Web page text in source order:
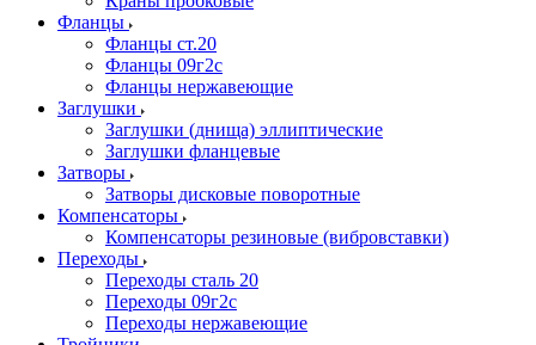
Фланцы
Фланцы ст.20
Фланцы 09г2с
Фланцы нержавеющие
Заглушки
Заглушки (днища) эллиптические
Заглушки фланцевые
Затворы
Затворы дисковые поворотные
Компенсаторы
Компенсаторы резиновые (вибровставки)
Переходы
Переходы сталь 20
Переходы 09г2с
Переходы нержавеющие